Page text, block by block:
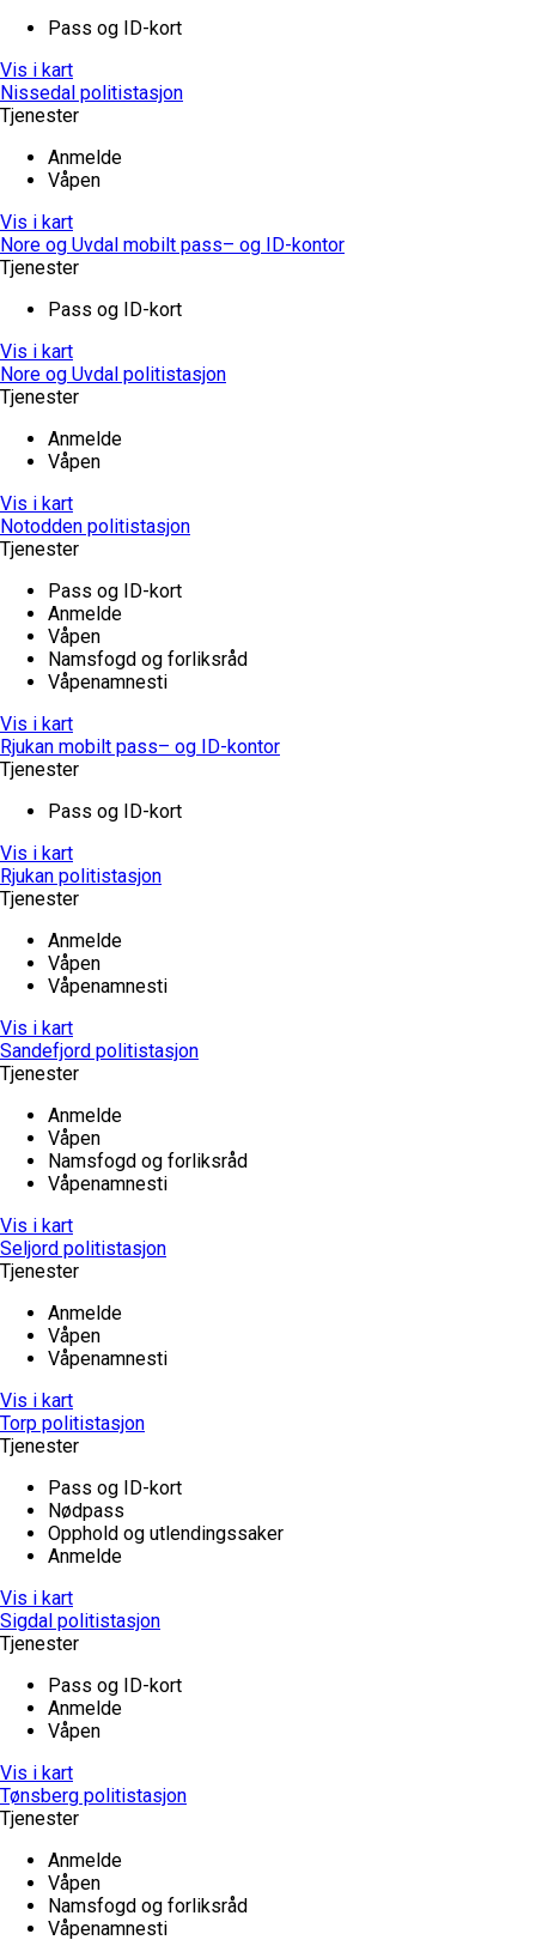
Pass og ID-kort
Vis i kart
Nissedal politistasjon
Tjenester
Anmelde
Våpen
Vis i kart
Nore og Uvdal mobilt pass– og ID-kontor
Tjenester
Pass og ID-kort
Vis i kart
Nore og Uvdal politistasjon
Tjenester
Anmelde
Våpen
Vis i kart
Notodden politistasjon
Tjenester
Pass og ID-kort
Anmelde
Våpen
Namsfogd og forliksråd
Våpenamnesti
Vis i kart
Rjukan mobilt pass– og ID-kontor
Tjenester
Pass og ID-kort
Vis i kart
Rjukan politistasjon
Tjenester
Anmelde
Våpen
Våpenamnesti
Vis i kart
Sandefjord politistasjon
Tjenester
Anmelde
Våpen
Namsfogd og forliksråd
Våpenamnesti
Vis i kart
Seljord politistasjon
Tjenester
Anmelde
Våpen
Våpenamnesti
Vis i kart
Torp politistasjon
Tjenester
Pass og ID-kort
Nødpass
Opphold og utlendingssaker
Anmelde
Vis i kart
Sigdal politistasjon
Tjenester
Pass og ID-kort
Anmelde
Våpen
Vis i kart
Tønsberg politistasjon
Tjenester
Anmelde
Våpen
Namsfogd og forliksråd
Våpenamnesti